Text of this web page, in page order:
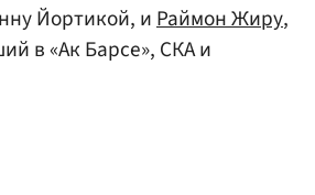
Йортикой, иРаймон Жиру,
в «Ак Барсе», СКА и